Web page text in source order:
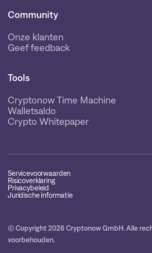
Community
Onze klanten
Geef feedback
Tools
Cryptonow Time Machine
Walletsaldo
Crypto Whitepaper
Servicevoorwaarden
Risicoverklaring
Privacybeleid
Juridische informatie
© Copyright 2026 Cryptonow GmbH. Alle
voorbehouden.